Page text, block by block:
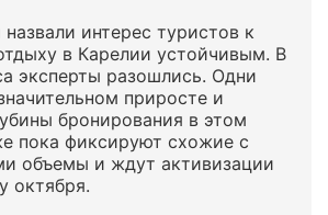
интерес туристов к
в Карелии устойчивым. В
эксперты разошлись. Одни
приросте и
бронирования в этом
пока фиксируют схожие с
объемы и ждут активизации
октября.